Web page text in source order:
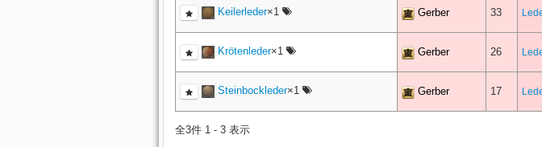
Keilerleder×1 Gerber 33
Krötenleder×1 Gerber 26
Steinbockleder×1 Gerber 17
全3件 1 - 3 表示